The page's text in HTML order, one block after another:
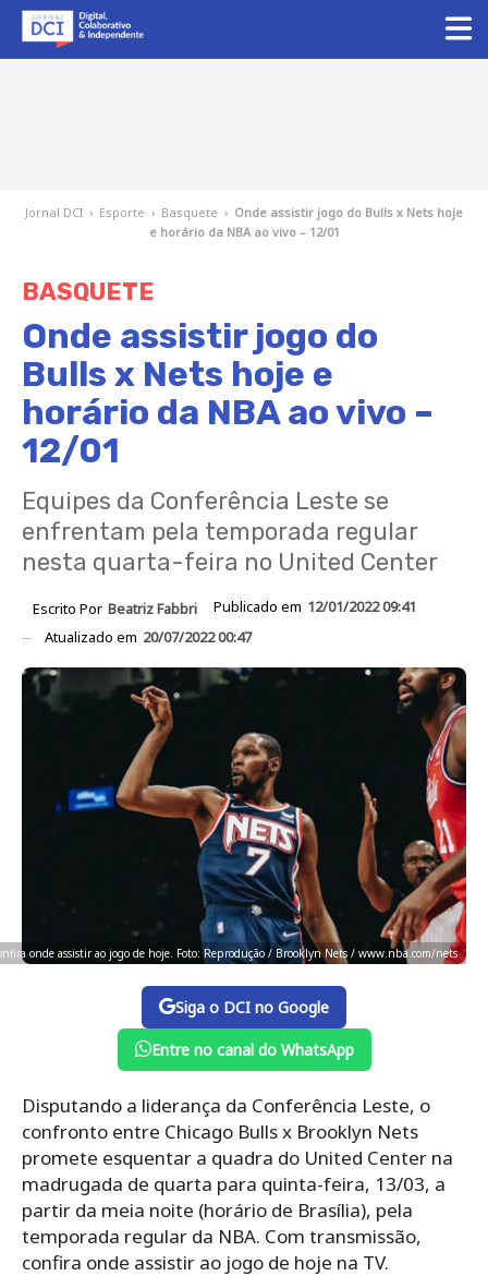
Jornal DCI › Esporte › Basquete › Onde assistir jogo do Bulls x Nets hoje
e horário da NBA ao vivo – 12/01
BASQUETE
Onde assistir jogo do
Bulls x Nets hoje e
horário da NBA ao vivo –
12/01
Equipes da Conferência Leste se
enfrentam pela temporada regular
nesta quarta-feira no United Center
Escrito Por Beatriz Fabbri Publicado em 12/01/2022 09:41
Atualizado em 20/07/2022 00:47
onde assistir ao jogo de hoje. Foto: Reprodução / Brooklyn Nets / www.nba.com/nets
Siga o DCI no Google
Entre no canal do WhatsApp
Disputando a liderança da Conferência Leste, o
confronto entre Chicago Bulls x Brooklyn Nets
promete esquentar a quadra do United Center na
madrugada de quarta para quinta-feira, 13/03, a
partir da meia noite (horário de Brasília), pela
temporada regular da NBA. Com transmissão,
confira onde assistir ao jogo de hoje na TV.